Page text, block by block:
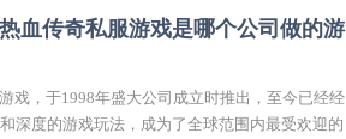
血传奇私服游戏是哪个公司做的游
戏，于1998年盛大公司成立时推出，至今已经经
深度的游戏玩法，成为了全球范围内最受欢迎的